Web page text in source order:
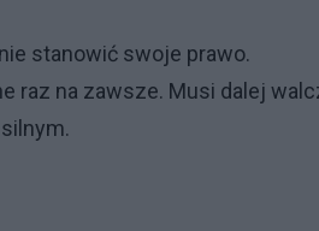
stanowić swoje prawo.
raz na zawsze. Musi dalej